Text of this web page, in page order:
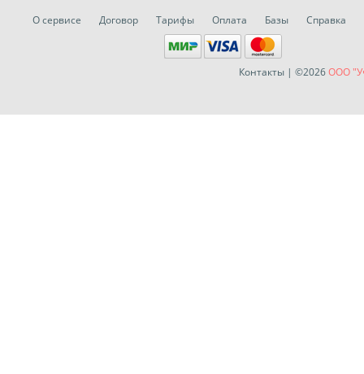
О сервисе Договор Тарифы Оплата Базы Справка
Контакты | ©2026ООО